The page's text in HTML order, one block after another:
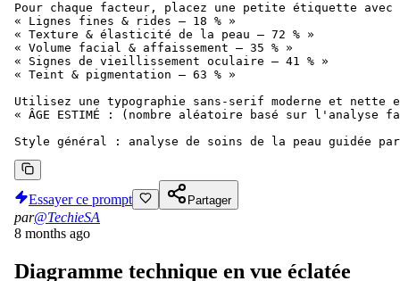
Pour chaque facteur, placez une petite étiquette
« Lignes fines & rides – 18 % »
« Texture & élasticité de la peau – 72 % »
« Volume facial & affaissement – 35 % »
« Signes de vieillissement oculaire – 41 % »
« Teint & pigmentation – 63 % »
Utilisez une typographie sans-serif moderne et
« ÂGE ESTIMÉ : (nombre aléatoire basé sur l'analyse
Style général : analyse de soins de la peau guidée
Essayer ce prompt Partager
par@TechieSA
8 months ago
Diagramme technique en vue éclatée